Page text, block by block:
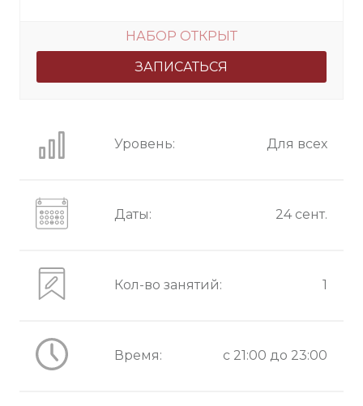
НАБОР ОТКРЫТ
ЗАПИСАТЬСЯ
Уровень: Для всех
Даты: 24 сент.
Кол-во занятий: 1
Время: c 21:00 до 23:00